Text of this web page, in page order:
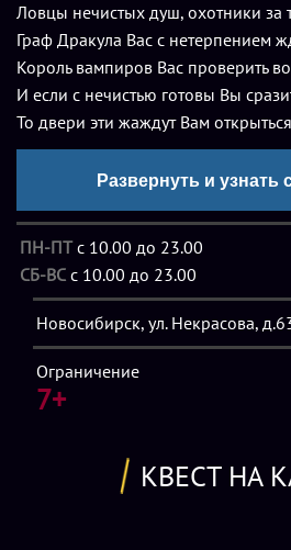
Ловцы нечистых душ, охотники за
Граф Дракула Вас с нетерпением
Король вампиров Вас проверить
И если с нечистью готовы Вы
То двери эти жаждут Вам
Вам дан лишь час, чтоб Дракулу
Загадки встретите Вы на своем по
Таинственная тьма накроет Вас..
Цена указана для команды от 2 до
последующего игрока и
доплата в размере 500р.
независимо от возраста. Дети не
книги и мультфильмы об этих
Развернуть и узнать
ПН-ПТс 10.00 до 23.00
СБ-ВС с 10.00 до 23.00
Новосибирск, ул. Некрасова,
Ограничение
7+
КВЕСТ НА